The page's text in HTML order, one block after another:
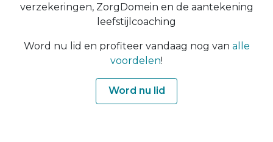
verzekeringen, ZorgDomein en de aantekening
leefstijlcoaching
Word nu lid en profiteer vandaag nog van alle
voordelen!
Word nu lid